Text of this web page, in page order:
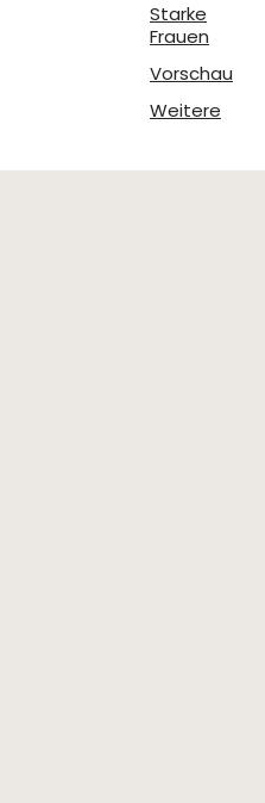
Starke
Frauen
Vorschau
Weitere